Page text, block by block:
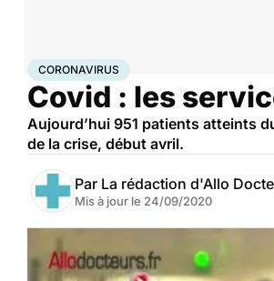
AccueilSantéMaladies
CORONAVIRUS
Covid : les
Aujourd’hui 951 patients atteints
de la crise, début avril.
Par La rédaction d'Allo
Mis à jour le 24/09/2020